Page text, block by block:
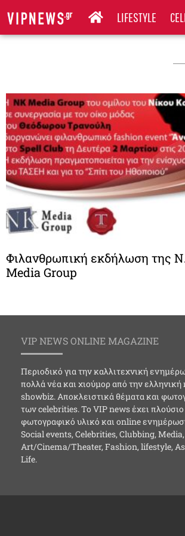
LIFESTYLE
Φιλανθρωπική εκδήλωση της
Media Group
VIP NEWS ONLINE MAGAZINE
Περιοδικό για την καλλιτεχνική
πολλά νέα και χιούμορ από την ελληνική
showbiz. Αποκλειστικά θέματα και
των celebrities. Το VIP news έχει πλούσιο
φωτογραφικό υλικό και online
Social events, Celebrities, Clubbing, Media,
Art/Cinema/Theater, Fashion, lifestyle,
Life.